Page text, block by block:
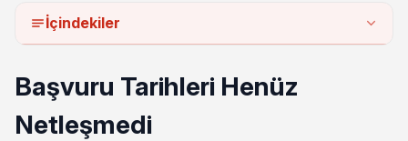
İçindekiler
Başvuru Tarihleri Henüz
Netleşmedi